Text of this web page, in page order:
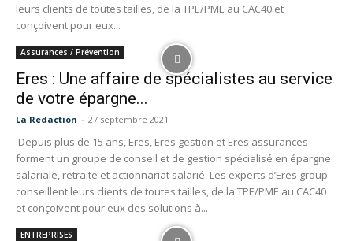
leurs clients de toutes tailles, de la TPE/PME au CAC40 et
conçoivent pour eux...
Assurances / Prévention
Eres : Une affaire de spécialistes au service
de votre épargne...
La Redaction - 27 septembre 2021
Depuis plus de 15 ans, Eres, Eres gestion et Eres assurances
forment un groupe de conseil et de gestion spécialisé en épargne
salariale, retraite et actionnariat salarié. Les experts d’Eres group
conseillent leurs clients de toutes tailles, de la TPE/PME au CAC40
et conçoivent pour eux des solutions à...
ENTREPRISES